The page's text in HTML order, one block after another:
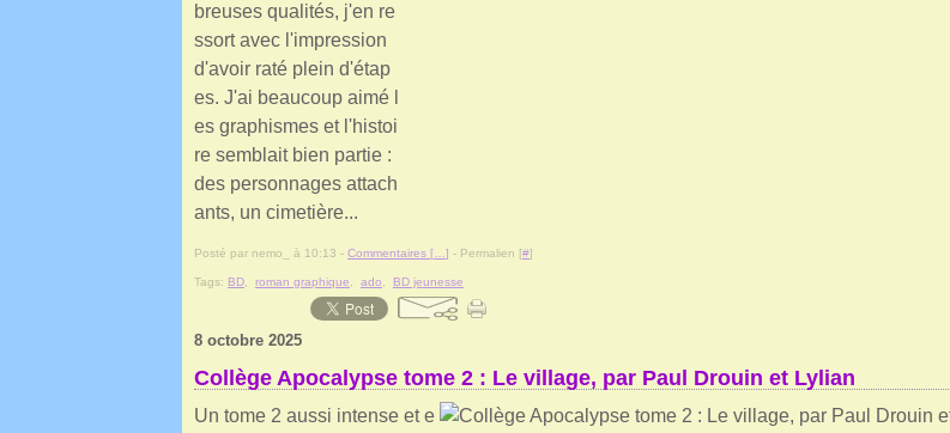
breuses qualités, j'en re
ssort avec l'impression
d'avoir raté plein d'étap
es. J'ai beaucoup aimé l
es graphismes et l'histoi
re semblait bien partie :
des personnages attach
ants, un cimetière...
Posté par nemo_ à 10:13 - Commentaires [ ] - Permalien [#]
Tags: BD roman graphique ado BD jeunesse
8 octobre 2025
Collège Apocalypse tome 2 : Le village, par Paul Drouin et Lylian
Un tome 2 aussi intense et e